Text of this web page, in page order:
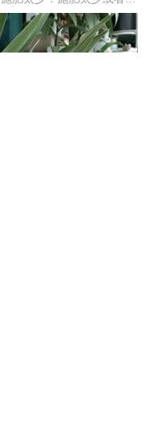
现叶片发黄的问题。此
低温环境也会让它的叶子
殖。